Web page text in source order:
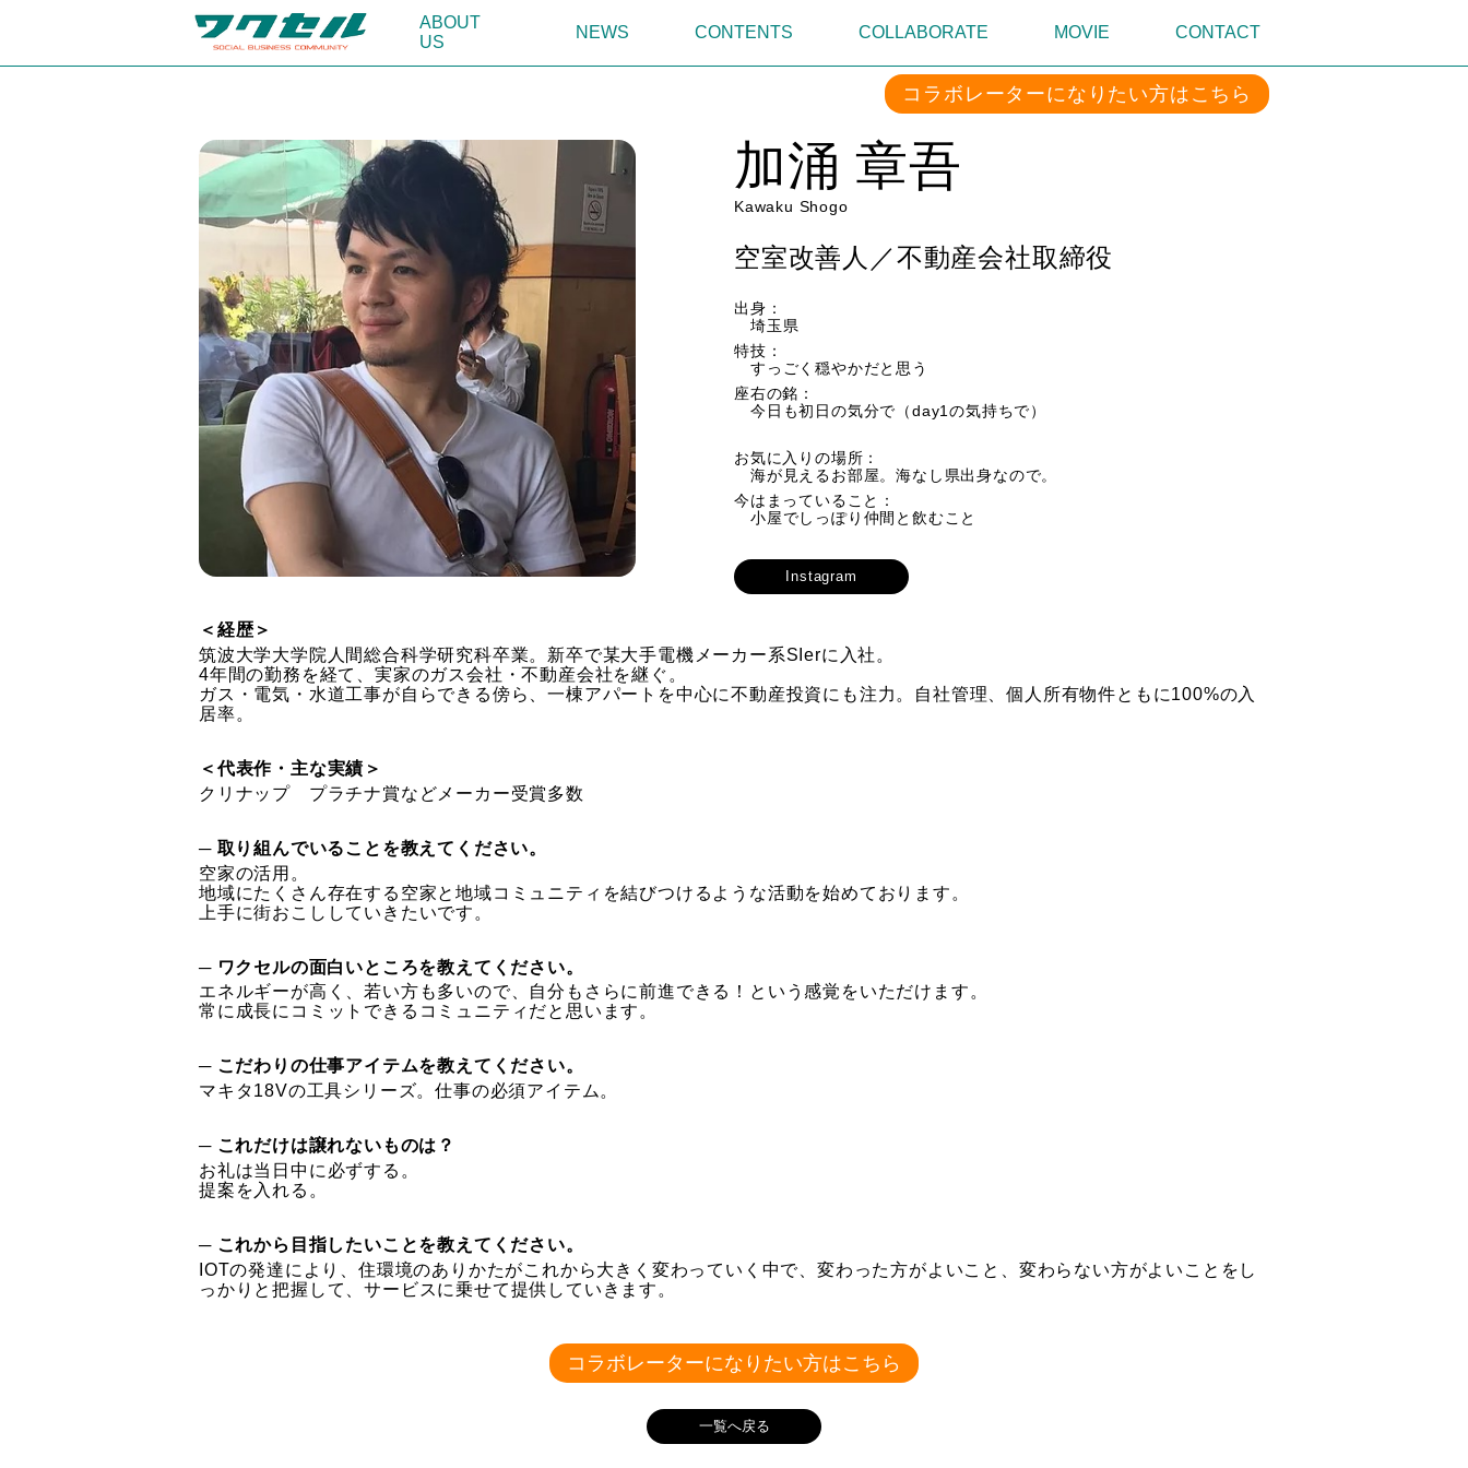
ABOUT
US
NEWS CONTENTS COLLABORATE MOVIE CONTACT
コラボレーターになりたい方はこちら
加涌 章吾
Kawaku Shogo
空室改善人／不動産会社取締役
出身：
埼玉県
特技：
すっごく穏やかだと思う
座右の銘：
今日も初日の気分で（day1の気持ちで）
お気に入りの場所：
海が見えるお部屋。海なし県出身なので。
今はまっていること：
小屋でしっぽり仲間と飲むこと
Instagram
＜経歴＞
筑波大学大学院人間総合科学研究科卒業。新卒で某大手電機メーカー系SIerに入社。
4年間の勤務を経て、実家のガス会社・不動産会社を継ぐ。
ガス・電気・水道工事が自らできる傍ら、一棟アパートを中心に不動産投資にも注力。自社管理、個人所有物件ともに100%の入
居率。
＜代表作・主な実績＞
クリナップ プラチナ賞などメーカー受賞多数
─ 取り組んでいることを教えてください。
空家の活用。
地域にたくさん存在する空家と地域コミュニティを結びつけるような活動を始めております。
上手に街おこししていきたいです。
─ ワクセルの面白いところを教えてください。
​エネルギーが高く、若い方も多いので、自分もさらに前進できる！という感覚をいただけます。
常に成長にコミットできるコミュニティだと思います。
─ こだわりの仕事アイテムを教えてください。
マキタ18Vの工具シリーズ。仕事の必須アイテム。
─ これだけは譲れないものは？
お礼は当日中に必ずする。
提案を入れる。
─ これから目指したいことを教えてください。
IOTの発達により、住環境のありかたがこれから大きく変わっていく中で、変わった方がよいこと、変わらない方がよいことをし
っかりと把握して、サービスに乗せて提供していきます。
コラボレーターになりたい方はこちら
一覧へ戻る